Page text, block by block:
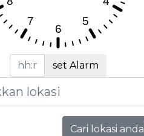
set Alarm
Cari lokasi anda